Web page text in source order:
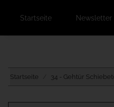
Startseite Newsletter
Startseite 34 - Gehtür